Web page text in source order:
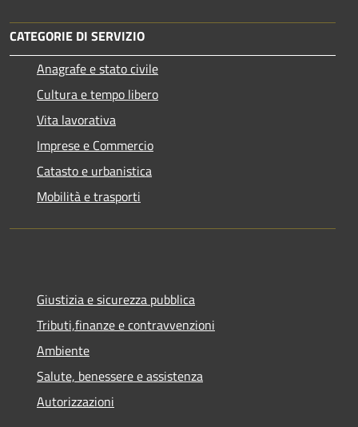
CATEGORIE DI SERVIZIO
Anagrafe e stato civile
Cultura e tempo libero
Vita lavorativa
Imprese e Commercio
Catasto e urbanistica
Mobilità e trasporti
Giustizia e sicurezza pubblica
Tributi,finanze e contravvenzioni
Ambiente
Salute, benessere e assistenza
Autorizzazioni